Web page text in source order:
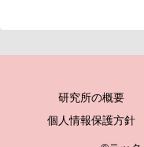
研究所の概要
個人情報保護方針